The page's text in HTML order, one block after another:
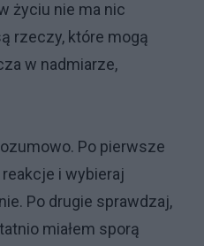
życiu nie ma nic
rzeczy, które mogą
w nadmiarze,
Po pierwsze
i wybieraj
Po drugie sprawdzaj,
miałem sporą